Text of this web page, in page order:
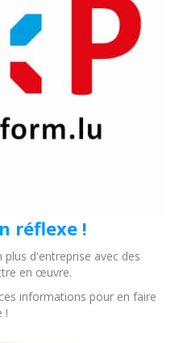
réflexe !
plus d'entreprise avec des
en œuvre.
informations pour en faire
!